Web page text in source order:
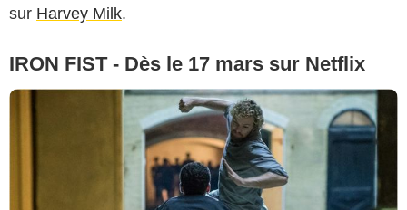
sur Harvey Milk.
IRON FIST - Dès le 17 mars sur Netflix